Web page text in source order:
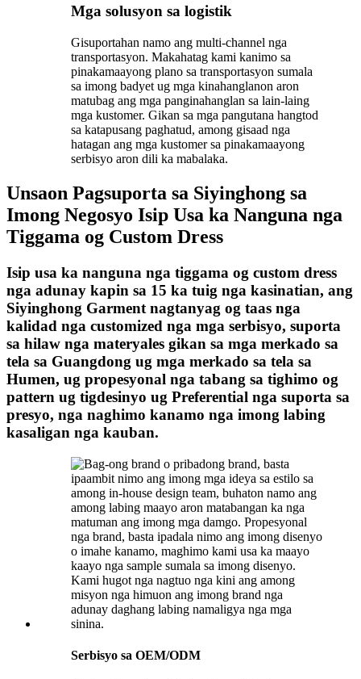
Mga solusyon sa logistik
Gisuportahan namo ang multi-channel nga
transportasyon. Makahatag kami kanimo sa
pinakamaayong plano sa transportasyon sumala
sa imong badyet ug mga kinahanglanon aron
matubag ang mga panginahanglan sa lain-laing
mga kustomer. Gikan sa mga pangutana hangtod
sa katapusang paghatud, among gisaad nga
hatagan ang mga kustomer sa pinakamaayong
serbisyo aron dili ka mabalaka.
Unsaon Pagsuporta sa Siyinghong sa
Imong Negosyo Isip Usa ka Nanguna nga
Tiggama og Custom Dress
Isip usa ka nanguna nga tiggama og custom dress
nga adunay kapin sa 15 ka tuig nga kasinatian, ang
Siyinghong Garment nagtanyag og taas nga
kalidad nga customized nga mga serbisyo, suporta
sa hilaw nga materyales gikan sa mga merkado sa
tela sa Guangdong ug mga merkado sa tela sa
Humen, ug propesyonal nga tabang sa tighimo og
pattern ug tigdesinyo ug Preferential nga suporta sa
presyo, nga naghimo kanamo nga imong labing
kasaligan nga kauban.
Serbisyo sa OEM/ODM